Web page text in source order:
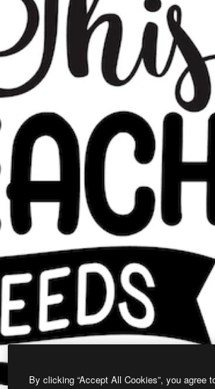
By clicking “Accept All Cookies”, you